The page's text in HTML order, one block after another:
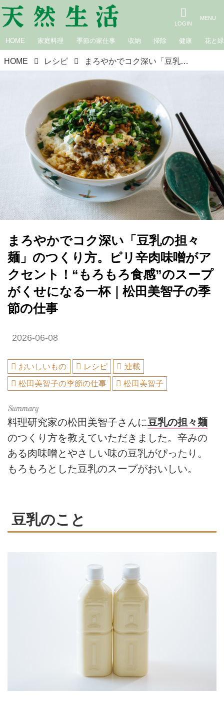
HOME 家庭料理 季節の家仕事 収納 掃除 健康 花と緑
HOME レシピ まろやかでコク深い「豆乳の担々麺」のつくり方。ピリ辛肉味噌がアクセント！“もろもろ食感”のスープがくせになる一杯｜松田美智子の季節の仕事
まろやかでコク深い「豆乳の担々
麺」のつくり方。ピリ辛肉味噌がア
クセント！“もろもろ食感”のスープ
がくせになる一杯｜松田美智子の季
節の仕事
2026-06-08
おいしいもの レシピ
連載
松田美智子の季節の仕事
松田美智子
料理研究家の松田美智子さんに豆乳の担々麺
のつくり方を教えていただきました。辛みの
ある肉味噌とやさしい味の豆乳がぴったり。
もろもろとした豆乳のスープがおいしい。
豆乳のこと